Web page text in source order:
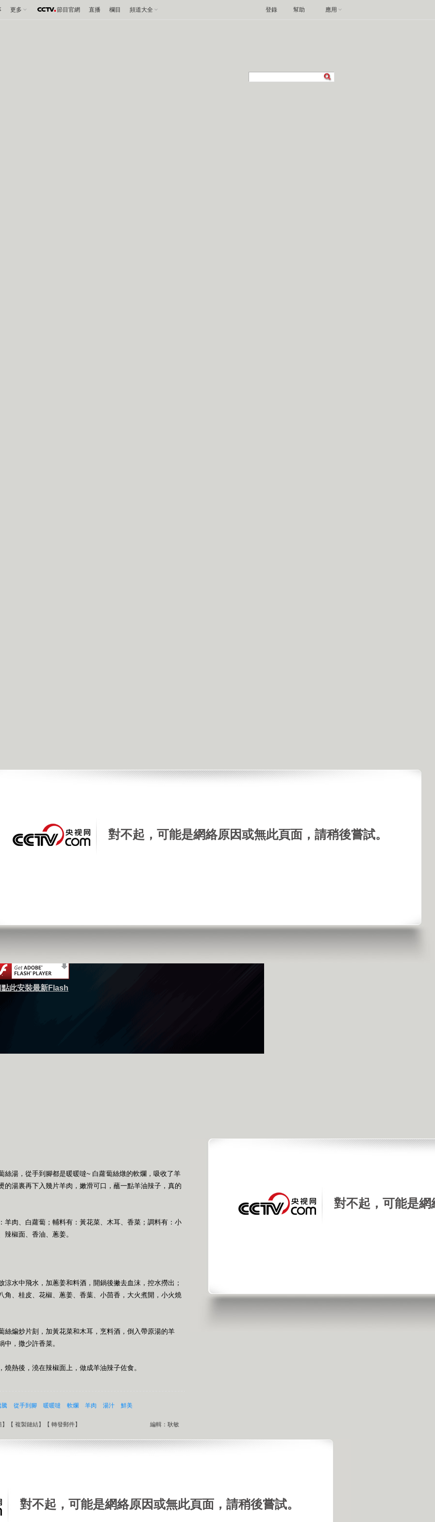
更多 節目官網 直播 欄目 頻道大全 幫助 應用
登錄
[天天飲食]天天美味 農家蘿蔔絲湯
點此安裝最新Flash
對不起，可能是網絡原因或無此頁面，請稍後嘗試。
對不起，可能是
絲湯，從手到腳都是暖暖噠~ 白蘿蔔絲燉的軟爛，吸收了羊
的湯裏再下入幾片羊肉，嫩滑可口，蘸一點羊油辣子，真的
羊肉、白蘿蔔；輔料有：黃花菜、木耳、香菜；調料有：小
椒面、香油、蔥姜。
水中飛水，加蔥姜和料酒，開鍋後撇去血沫，控水撈出；
角、桂皮、花椒、蔥姜、香葉、小茴香，大火煮開，小火燒
絲煸炒片刻，加黃花菜和木耳，烹料酒，倒入帶原湯的羊
，撒少許香菜。
熱後，澆在辣椒面上，做成羊油辣子佐食。
騰 從手到腳 暖暖噠 軟爛 羊肉 湯汁 鮮美
編輯：耿敏
】【 複製鏈結】【 轉發郵件】
對不起，可能是網絡原因或無此頁面，請稍後嘗試。